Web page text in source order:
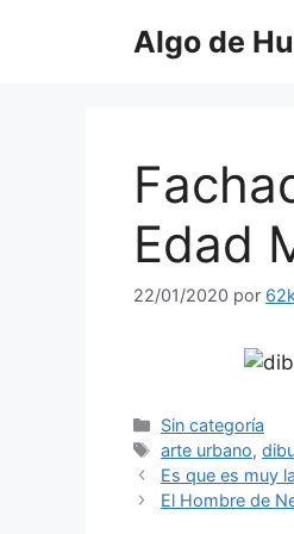
Algo de
Edad
22/01/2020 por
Categorías
Sin categoría
Etiquetas
arte urbano,
Es que es muy
El Hombre de